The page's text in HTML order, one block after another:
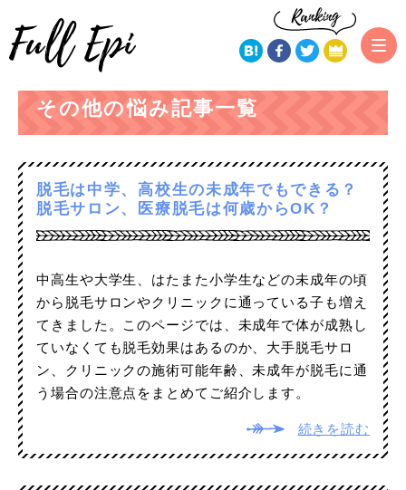
トップページ
その他の悩み記事一覧
脱毛は中学、高校生の未成年でもできる？
脱毛サロン、医療脱毛は何歳からOK？
中高生や大学生、はたまた小学生などの未成年の頃
から脱毛サロンやクリニックに通っている子も増え
てきました。このページでは、未成年で体が成熟し
ていなくても脱毛効果はあるのか、大手脱毛サロ
ン、クリニックの施術可能年齢、未成年が脱毛に通
う場合の注意点をまとめてご紹介します。
続きを読む